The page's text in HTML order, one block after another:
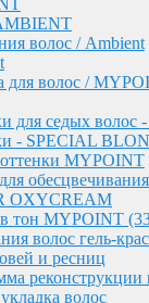
волос
за волосами
сухими и
волосами
желтых
и
волос
ассортимент
волос
волос
и вьющихся
волос
волос
волос
волос / Ambient
для волос /
для седых волос
- SPECIAL
MYPOINT
OXYCREAM
тон MYPOINT
волос гель-
и ресниц
реконструкции
волос